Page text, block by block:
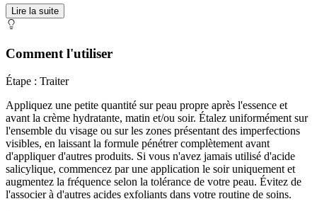
Lire la suite
Comment l'utiliser
Étape : Traiter
Appliquez une petite quantité sur peau propre après l'essence et
avant la crème hydratante, matin et/ou soir. Étalez uniformément sur
l'ensemble du visage ou sur les zones présentant des imperfections
visibles, en laissant la formule pénétrer complètement avant
d'appliquer d'autres produits. Si vous n'avez jamais utilisé d'acide
salicylique, commencez par une application le soir uniquement et
augmentez la fréquence selon la tolérance de votre peau. Évitez de
l'associer à d'autres acides exfoliants dans votre routine de soins.